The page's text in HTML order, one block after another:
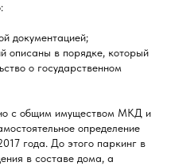
документацией;
описаны в порядке, который
о государственном
с общим имуществом МКД и
определение
года. До этого паркинг в
в составе дома, а